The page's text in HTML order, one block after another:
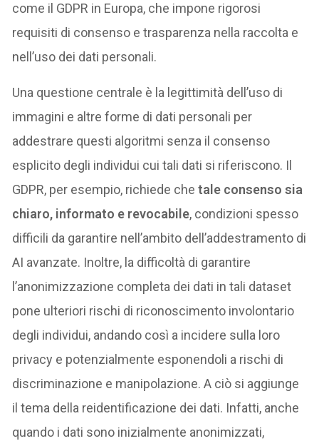
come il GDPR in Europa, che impone rigorosi
requisiti di consenso e trasparenza nella raccolta e
nell’uso dei dati personali.
Una questione centrale è la legittimità dell’uso di
immagini e altre forme di dati personali per
addestrare questi algoritmi senza il consenso
esplicito degli individui cui tali dati si riferiscono. Il
GDPR, per esempio, richiede che tale consenso sia
chiaro, informato e revocabile, condizioni spesso
difficili da garantire nell’ambito dell’addestramento di
AI avanzate. Inoltre, la difficoltà di garantire
l’anonimizzazione completa dei dati in tali dataset
pone ulteriori rischi di riconoscimento involontario
degli individui, andando così a incidere sulla loro
privacy e potenzialmente esponendoli a rischi di
discriminazione e manipolazione. A ciò si aggiunge
il tema della reidentificazione dei dati. Infatti, anche
quando i dati sono inizialmente anonimizzati,